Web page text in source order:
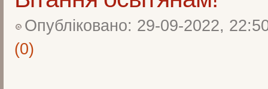
Опубліковано: 29-09-2022,
(0)